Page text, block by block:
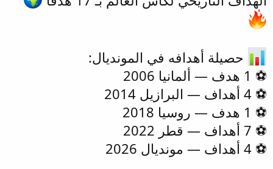
حصيلة أهدافه في المونديال:
⚽️ 1 هدف — ألمانيا 2006
⚽️ 4 أهداف — البرازيل 2014
⚽️ 1 هدف — روسيا 2018
⚽️ 7 أهداف — قطر 2022
⚽️ 4 أهداف — مونديال 2026